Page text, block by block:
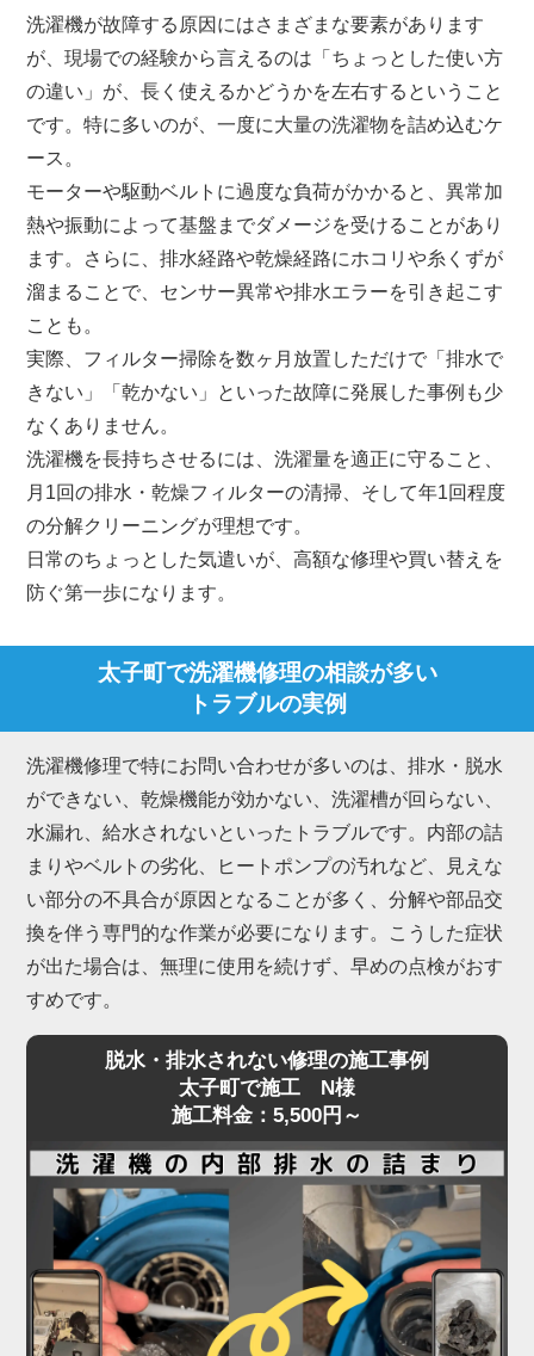
洗濯機が故障する原因にはさまざまな要素があります
が、現場での経験から言えるのは「ちょっとした使い方
の違い」が、長く使えるかどうかを左右するということ
です。特に多いのが、一度に大量の洗濯物を詰め込むケ
ース。
モーターや駆動ベルトに過度な負荷がかかると、異常加
熱や振動によって基盤までダメージを受けることがあり
ます。さらに、排水経路や乾燥経路にホコリや糸くずが
溜まることで、センサー異常や排水エラーを引き起こす
ことも。
実際、フィルター掃除を数ヶ月放置しただけで「排水で
きない」「乾かない」といった故障に発展した事例も少
なくありません。
洗濯機を長持ちさせるには、洗濯量を適正に守ること、
月1回の排水・乾燥フィルターの清掃、そして年1回程度
の分解クリーニングが理想です。
日常のちょっとした気遣いが、高額な修理や買い替えを
防ぐ第一歩になります。
太子町で洗濯機修理の相談が多い
トラブルの実例
洗濯機修理で特にお問い合わせが多いのは、排水・脱水
ができない、乾燥機能が効かない、洗濯槽が回らない、
水漏れ、給水されないといったトラブルです。内部の詰
まりやベルトの劣化、ヒートポンプの汚れなど、見えな
い部分の不具合が原因となることが多く、分解や部品交
換を伴う専門的な作業が必要になります。こうした症状
が出た場合は、無理に使用を続けず、早めの点検がおす
すめです。
脱水・排水されない修理の施工事例
太子町で施工 N様
施工料金：5,500円～